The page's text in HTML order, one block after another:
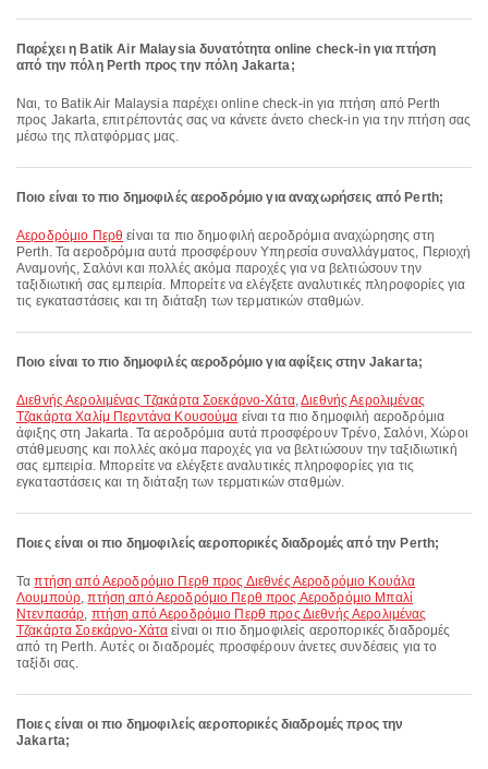
Παρέχει η Batik Air Malaysia δυνατότητα online check-in για πτήση
από την πόλη Perth προς την πόλη Jakarta;
Ναι, το Batik Air Malaysia παρέχει online check-in για πτήση από Perth
προς Jakarta, επιτρέποντάς σας να κάνετε άνετο check-in για την πτήση σας
μέσω της πλατφόρμας μας.
Ποιο είναι το πιο δημοφιλές αεροδρόμιο για αναχωρήσεις από Perth;
Αεροδρόμιο Περθ είναι τα πιο δημοφιλή αεροδρόμια αναχώρησης στη
Perth. Τα αεροδρόμια αυτά προσφέρουν Υπηρεσία συναλλάγματος, Περιοχή
Αναμονής, Σαλόνι και πολλές ακόμα παροχές για να βελτιώσουν την
ταξιδιωτική σας εμπειρία. Μπορείτε να ελέγξετε αναλυτικές πληροφορίες για
τις εγκαταστάσεις και τη διάταξη των τερματικών σταθμών.
Ποιο είναι το πιο δημοφιλές αεροδρόμιο για αφίξεις στην Jakarta;
Διεθνής Αερολιμένας Τζακάρτα Σοεκάρνο-Χάτα,Διεθνής Αερολιμένας
Τζακάρτα Χαλίμ Περντάνα Κουσούμα είναι τα πιο δημοφιλή αεροδρόμια
άφιξης στη Jakarta. Τα αεροδρόμια αυτά προσφέρουν Τρένο, Σαλόνι, Χώροι
στάθμευσης και πολλές ακόμα παροχές για να βελτιώσουν την ταξιδιωτική
σας εμπειρία. Μπορείτε να ελέγξετε αναλυτικές πληροφορίες για τις
εγκαταστάσεις και τη διάταξη των τερματικών σταθμών.
Ποιες είναι οι πιο δημοφιλείς αεροπορικές διαδρομές από την Perth;
Ταπτήση από Αεροδρόμιο Περθ προς Διεθνές Αεροδρόμιο Κουάλα
Λουμπούρ,πτήση από Αεροδρόμιο Περθ προς Αεροδρόμιο Μπαλί
Ντενπασάρ, πτήση από Αεροδρόμιο Περθ προς Διεθνής Αερολιμένας
Τζακάρτα Σοεκάρνο-Χάτα είναι οι πιο δημοφιλείς αεροπορικές διαδρομές
από τη Perth. Αυτές οι διαδρομές προσφέρουν άνετες συνδέσεις για το
ταξίδι σας.
Ποιες είναι οι πιο δημοφιλείς αεροπορικές διαδρομές προς την
Jakarta;